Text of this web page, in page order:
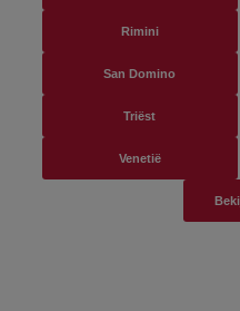
Rimini
San Domino
Triëst
Venetië